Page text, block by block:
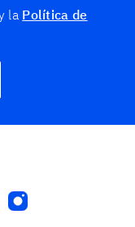
la Política de
instagram